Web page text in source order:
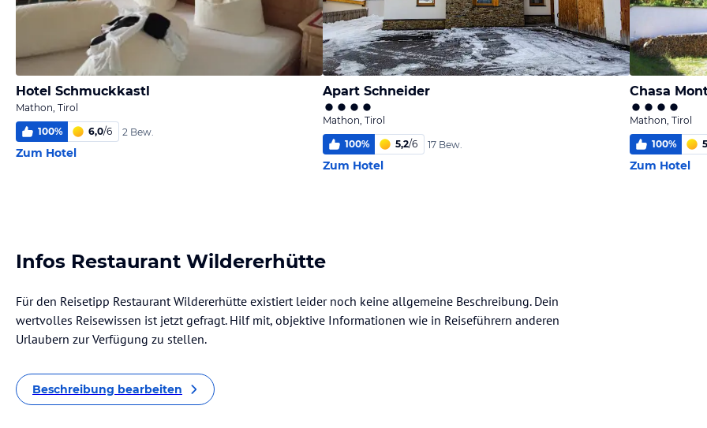
Hotel Schmuckkastl
Mathon, Tirol
100% 6,0/6 2 Bew.
Zum Hotel
Apart Schneider
Mathon, Tirol
100% 5,2/6 17 Bew.
Zum Hotel
Chasa
Mathon, Tirol
100%
Zum Hotel
Infos Restaurant Wildererhütte
Für den Reisetipp Restaurant Wildererhütte existiert leider noch keine allgemeine Beschreibung. Dein
wertvolles Reisewissen ist jetzt gefragt. Hilf mit, objektive Informationen wie in Reiseführern anderen
Urlaubern zur Verfügung zu stellen.
Beschreibung bearbeiten